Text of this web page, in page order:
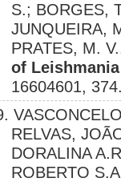
S.; BORGES,
JUNQUEIRA,
PRATES, M.
of
16604601,
RELVAS,
DORALINA
ROBERTO